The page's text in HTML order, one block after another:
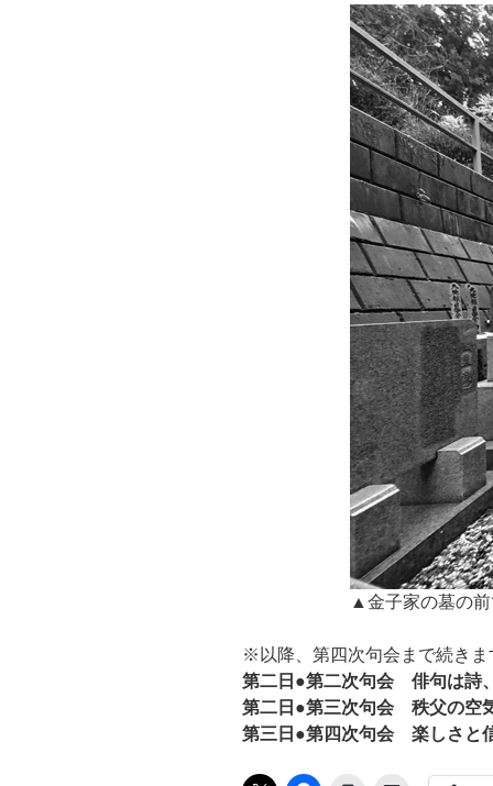
▲金子家の墓の
※以降、第四次句会まで続き
第二日●第二次句会 俳句は詩
第二日●第三次句会 秩父の空
第三日●第四次句会 楽しさと